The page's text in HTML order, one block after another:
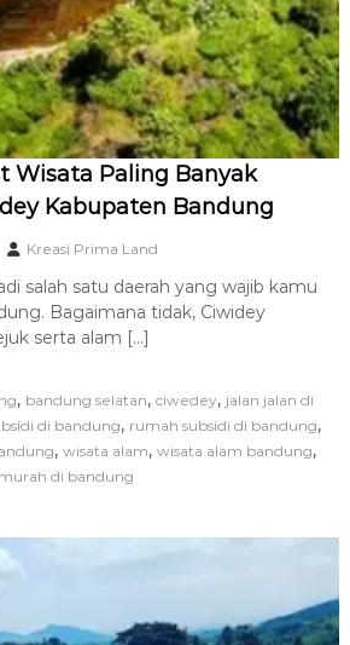
Wisata Paling Banyak
Kabupaten Bandung
Kreasi Prima Land
salah satu daerah yang wajib kamu
Bagaimana tidak, Ciwidey
serta alam […]
, bandung selatan, ciwedey, jalan jalan di
di bandung, rumah subsidi di bandung,
, wisata alam, wisata alam bandung,
di bandung